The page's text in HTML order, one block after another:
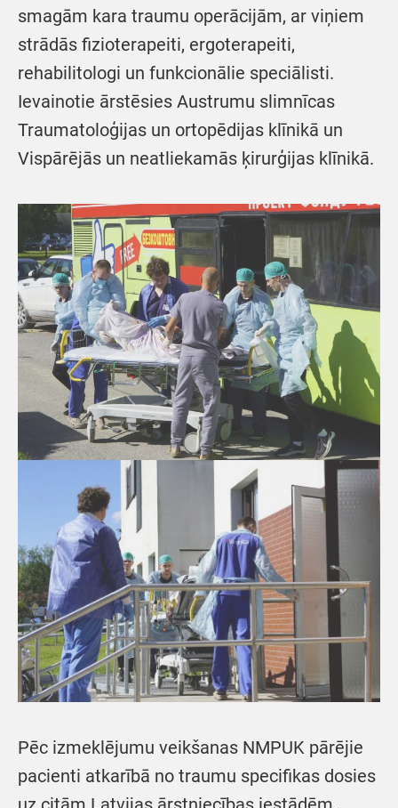
smagām kara traumu operācijām, ar viņiem
strādās fizioterapeiti, ergoterapeiti,
rehabilitologi un funkcionālie speciālisti.
Ievainotie ārstēsies Austrumu slimnīcas
Traumatoloģijas un ortopēdijas klīnikā un
Vispārējās un neatliekamās ķirurģijas klīnikā.
Pēc izmeklējumu veikšanas NMPUK pārējie
pacienti atkarībā no traumu specifikas dosies